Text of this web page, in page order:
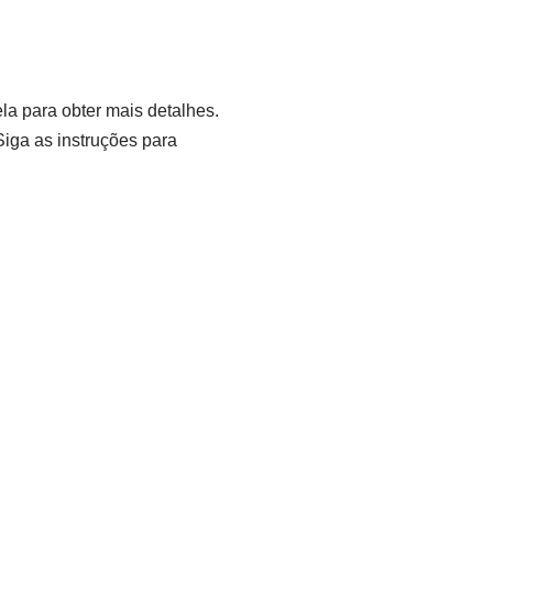
para obter mais detalhes.
as instruções para